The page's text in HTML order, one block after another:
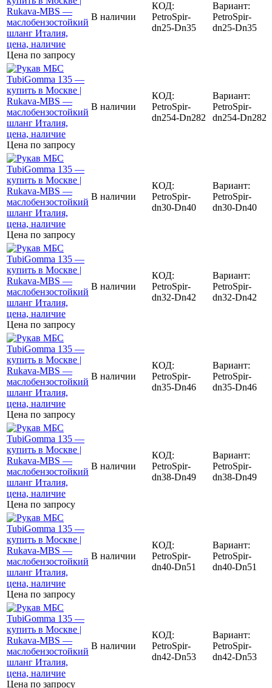
Цена по запросу
В наличии
КОД:
PetroSpir-
dn25-Dn35
Вариант:
PetroSpir-
dn25-Dn35
Цена по запросу
В наличии
КОД:
PetroSpir-
dn254-Dn282
Вариант:
PetroSpir-
dn254-Dn282
Цена по запросу
В наличии
КОД:
PetroSpir-
dn30-Dn40
Вариант:
PetroSpir-
dn30-Dn40
Цена по запросу
В наличии
КОД:
PetroSpir-
dn32-Dn42
Вариант:
PetroSpir-
dn32-Dn42
Цена по запросу
В наличии
КОД:
PetroSpir-
dn35-Dn46
Вариант:
PetroSpir-
dn35-Dn46
Цена по запросу
В наличии
КОД:
PetroSpir-
dn38-Dn49
Вариант:
PetroSpir-
dn38-Dn49
Цена по запросу
В наличии
КОД:
PetroSpir-
dn40-Dn51
Вариант:
PetroSpir-
dn40-Dn51
Цена по запросу
В наличии
КОД:
PetroSpir-
dn42-Dn53
Вариант:
PetroSpir-
dn42-Dn53